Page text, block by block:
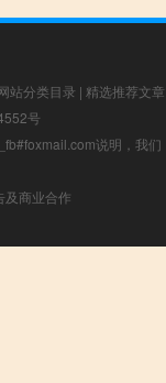
站分类目录 | 精选推荐文章
号
说明，我们
及商业合作